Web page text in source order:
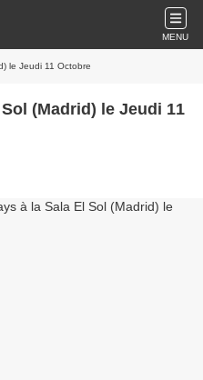
MENU
le Jeudi 11 Octobre
(Madrid) le Jeudi 11